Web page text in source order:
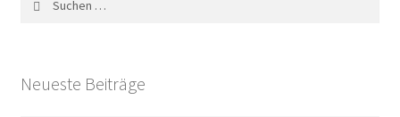
Neueste Beiträge